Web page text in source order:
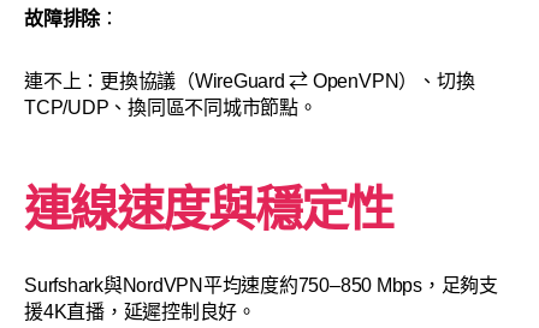
故障排除：
連不上：更換協議（WireGuard ⇄ OpenVPN）、切換
TCP/UDP、換同區不同城市節點。
連線速度與穩定性
Surfshark與NordVPN平均速度約750–850 Mbps，足夠支
援4K直播，延遲控制良好。